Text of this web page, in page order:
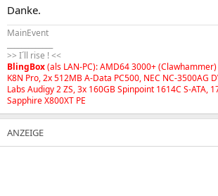
Danke.
MainEvent
>> I´ll rise ! <<
BlingBox(als LAN-PC): AMD64 3000+
K8N Pro, 2x 512MB A-Data PC500, NEC NC-3500AG
Labs Audigy 2 ZS, 3x 160GB Spinpoint 1614C S-ATA,
Sapphire X800XT PE